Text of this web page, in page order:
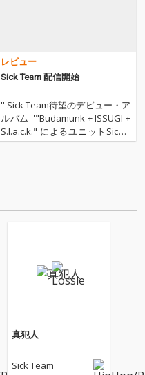
レビュー
Sick Team 配信開始
'''Sick Team待望のデビュー・ア
ルバム'''"Budamunk + ISSUGI +
S.l.a.c.k." によるユニットSick T
eamが本格始動！ ジャパニー
真犯人
Sick Team